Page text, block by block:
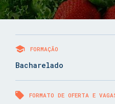
FORMAÇÃO
Bacharelado
FORMATO DE OFERTA E